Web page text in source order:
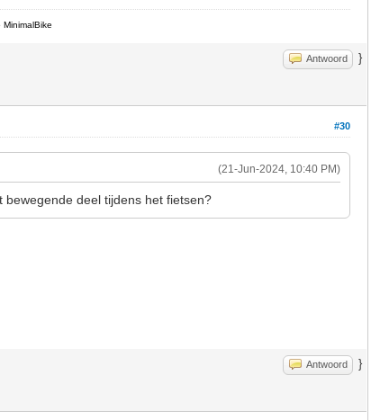
MinimalBike
Antwoord }
#30
(21-Jun-2024, 10:40 PM)
deel tijdens het fietsen?
Antwoord }